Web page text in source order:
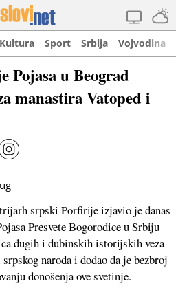
Kultura Sport Srbija Vojvodina
Pojasa u Beograd
manastira Vatoped i
srpski Porfirije izjavio je danas
Presvete Bogorodice u Srbiju
dugih i dubinskih istorijskih veza
naroda i dodao da je bezbroj
donošenja ove svetinje.